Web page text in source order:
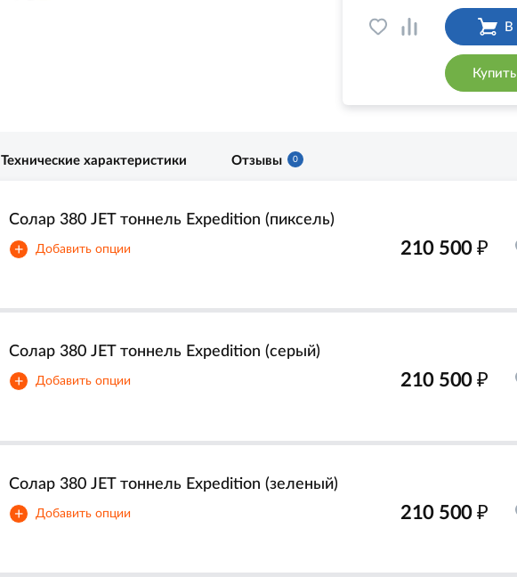
В
Технические характеристики Отзывы 0
Солар 380 JET тоннель Expedition (пиксель)
+
Добавить опции 210 500 ₽
Солар 380 JET тоннель Expedition (серый)
+
Добавить опции 210 500 ₽
Солар 380 JET тоннель Expedition (зеленый)
+
Добавить опции 210 500 ₽